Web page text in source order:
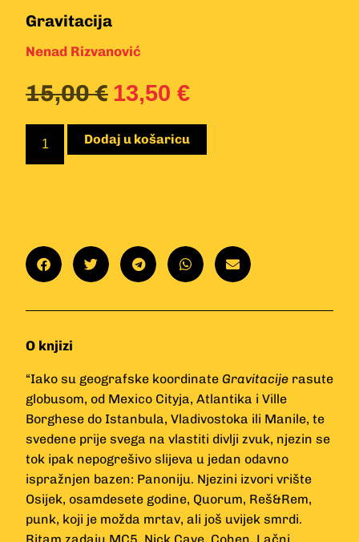
Gravitacija
Nenad Rizvanović
15,00€ 13,50 €
Dodaj u košaricu
O knjizi
“Iako su geografske koordinate Gravitacije rasute
globusom, od Mexico Cityja, Atlantika i Ville
Borghese do Istanbula, Vladivostoka ili Manile, te
svedene prije svega na vlastiti divlji zvuk, njezin se
tok ipak nepogrešivo slijeva u jedan odavno
ispražnjen bazen: Panoniju. Njezini izvori vrište
Osijek, osamdesete godine, Quorum, Reš&Rem,
punk, koji je možda mrtav, ali još uvijek smrdi.